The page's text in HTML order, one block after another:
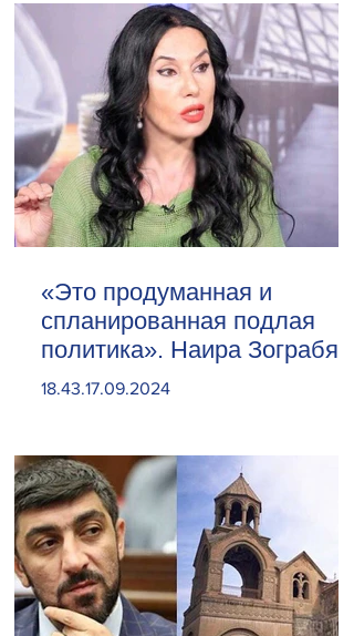
«Это продуманная и
спланированная подлая
политика». Наира Зограбян
18.43.17.09.2024